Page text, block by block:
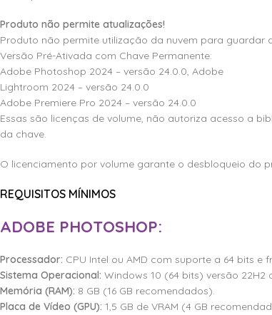
Produto não permite atualizações!
Produto não permite utilização da nuvem para guardar
Versão Pré-Ativada com Chave Permanente:
Adobe Photoshop 2024 – versão 24.0.0, Adobe
Lightroom 2024 – versão 24.0.0
Adobe Premiere Pro 2024 – versão 24.0.0
Essas são licenças de volume, não autoriza acesso a
da chave.
O licenciamento por volume garante o desbloqueio do
REQUISITOS MÍNIMOS
ADOBE PHOTOSHOP:
Processador: CPU Intel ou AMD com suporte a 64 bits e
Sistema Operacional: Windows 10 (64 bits) versão 22H2
Memória (RAM): 8 GB (16 GB recomendados).
Placa de Vídeo (GPU): 1,5 GB de VRAM (4 GB